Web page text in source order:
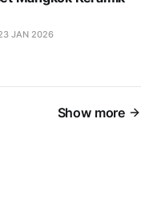
JAN 2026
Show more